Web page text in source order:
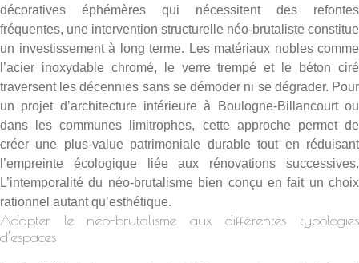
décoratives éphémères qui nécessitent des refontes
fréquentes, une intervention structurelle néo-brutaliste constitue
un investissement à long terme. Les matériaux nobles comme
l’acier inoxydable chromé, le verre trempé et le béton ciré
traversent les décennies sans se démoder ni se dégrader. Pour
un projet d’architecture intérieure à Boulogne-Billancourtou
dans les communes limitrophes, cette approche permet de
créer une plus-value patrimoniale durable tout en réduisant
l’empreinte écologique liée aux rénovations successives.
L’intemporalité du néo-brutalisme bien conçu en fait un choix
rationnel autant qu’esthétique.
Adapter le néo-brutalisme aux différentes typologies
d’espaces